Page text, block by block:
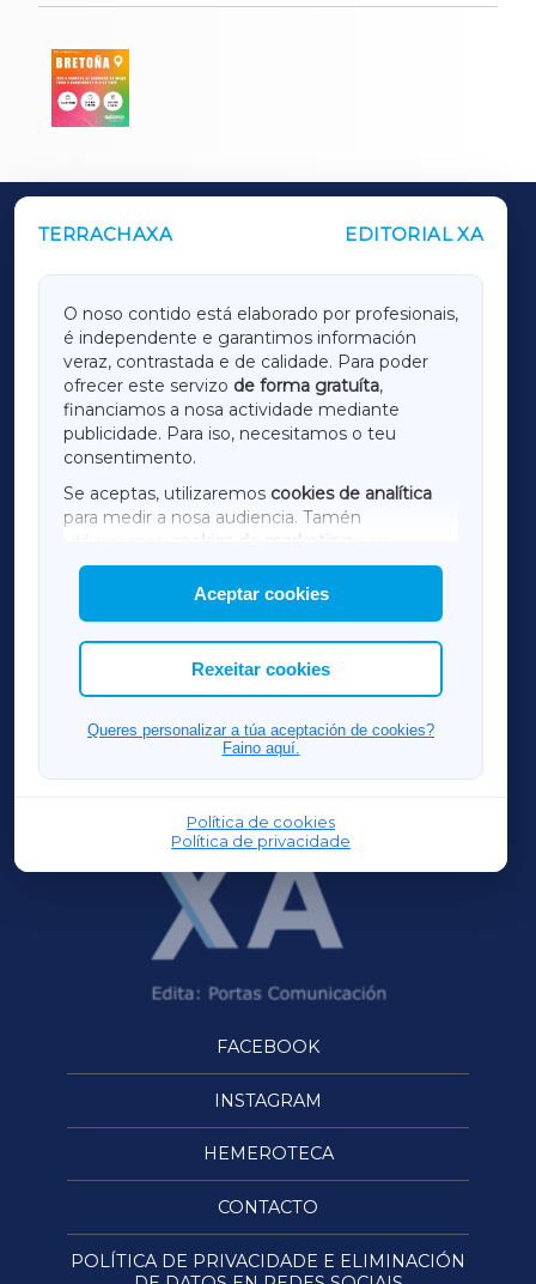
TERRACHAXA EDITORIAL XA
O noso contido está elaborado por profesionais,
é independente e garantimos información
veraz, contrastada e de calidade. Para poder
ofrecer este servizo de forma gratuíta,
financiamos a nosa actividade mediante
publicidade. Para iso, necesitamos o teu
consentimento.
Se aceptas, utilizaremos cookies de analítica
para medir a nosa audiencia. Tamén
utilizaremos
cookies de marketing
mostrar publicidade de terceiros.
Así mesmo, podes personalizar a elección das
cookies que desexas permitir.
Aceptar cookies
Rexeitar cookies
Queres personalizar a túa aceptación de cookies?
Faino aquí.
Política de cookies
Política de privacidade
OUTROS PERIÓDICOS
LUGOXA
TERRACHAXA
AMARIÑAXA
RIBEIRASACRAXA
ACORUÑAXA
FERROLXA
OURENSEXA
FACEBOOK
INSTAGRAM
HEMEROTECA
CONTACTO
POLÍTICA DE PRIVACIDADE E ELIMINACIÓN